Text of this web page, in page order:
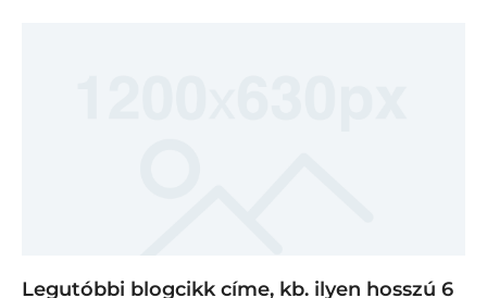
Legutóbbi blogcikk címe, kb. ilyen hosszú 6